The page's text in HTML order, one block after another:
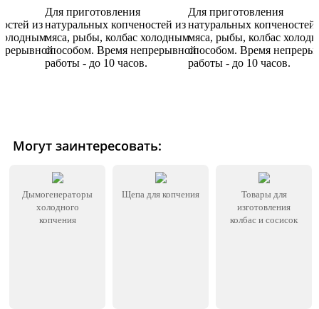
из
Для приготовления
натуральных копченостей из
мяса, рыбы, колбас холодным
способом. Время непрерывной
работы - до 10 часов.
Для приготовления
натуральных копченостей
мяса, рыбы, колбас
способом. Время
работы - до 10 часов.
Могут заинтересовать:
Дымогенераторы
холодного
копчения
Щепа для копчения
Товары для
изготовления
колбас и сосисок